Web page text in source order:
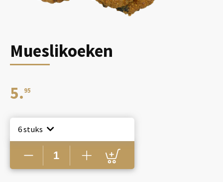
Mueslikoeken
5. 95
6 stuks